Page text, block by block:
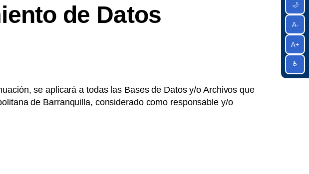
🌙
A-
A+
♿
de Datos
se aplicará a todas las Bases de Datos y/o Archivos que
de Barranquilla, considerado como responsable y/o